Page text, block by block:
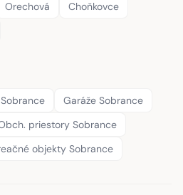
Orechová
Choňkovce
Garáže Sobrance
priestory Sobrance
objekty Sobrance